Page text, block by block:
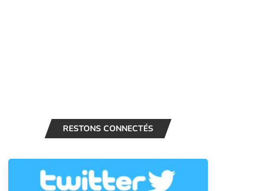
RESTONS CONNECTÉS